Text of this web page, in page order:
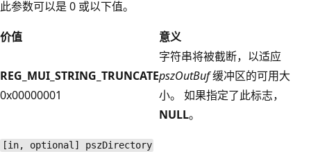
此参数可以是 0 或以下值。
价值
意义
REG_MUI_STRING_TRUNCATE
0x00000001
字符串将被截断，以适应
pszOutBuf缓冲区的可用大
小。 如果指定了此标志，
NULL。
[in, optional] pszDirectory